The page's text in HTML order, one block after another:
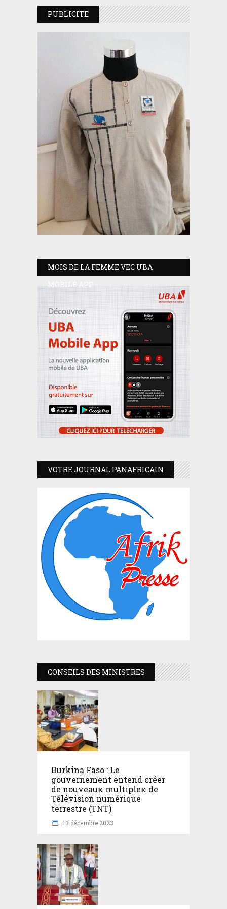
PUBLICITE
MOIS DE LA FEMME VEC UBA
MOBILE APP
VOTRE JOURNAL PANAFRICAIN
CONSEILS DES MINISTRES
Burkina Faso : Le
gouvernement entend créer
de nouveaux multiplex de
Télévision numérique
terrestre (TNT)
13 décembre 2023